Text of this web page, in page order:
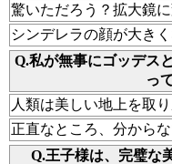
驚いただろう？拡大鏡
シンデレラの顔が大き
Q.私が無事にゴッデス
っ
人類は美しい地上を取
正直なところ、分から
Q.王子様は、完璧な